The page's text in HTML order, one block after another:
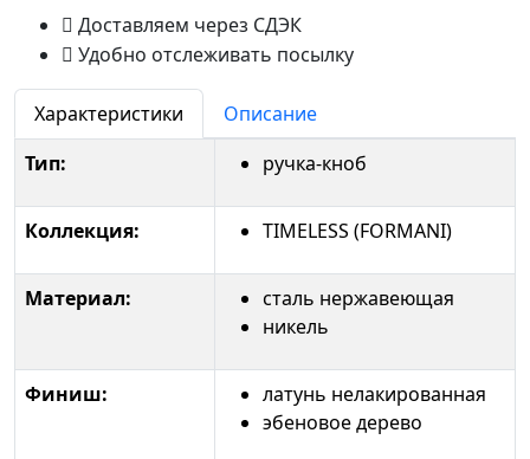
Доставляем через СДЭК
Удобно отслеживать посылку
Характеристики
Описание
Тип:
ручка-кноб
Коллекция: TIMELESS (FORMANI)
Материал:
сталь нержавеющая
никель
Финиш:
латунь нелакированная
эбеновое дерево